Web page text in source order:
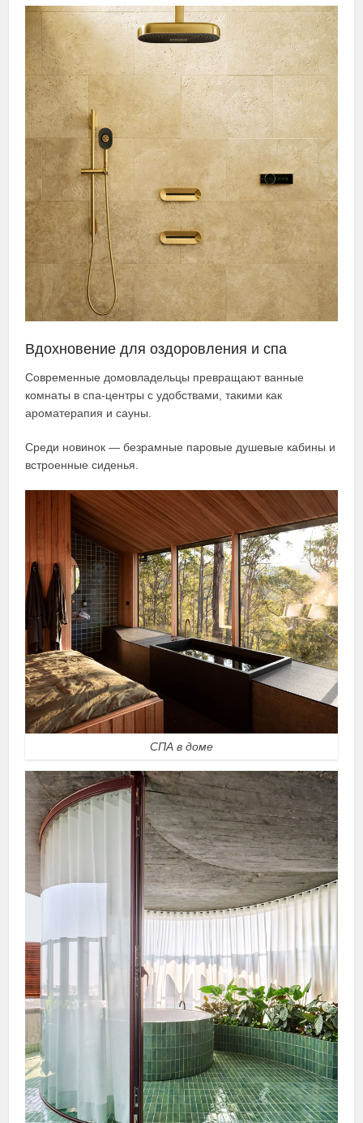
Вдохновение для оздоровления и спа
Современные домовладельцы превращают ванные
комнаты в спа-центры с удобствами, такими как
ароматерапия и сауны.
Среди новинок — безрамные паровые душевые кабины и
встроенные сиденья.
СПА в доме